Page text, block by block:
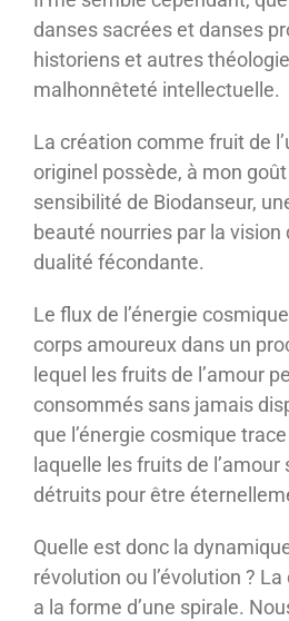
danses sacrées et danses
historiens et autres
malhonnêteté intellectuelle.
La création comme fruit de
originel possède, à mon
sensibilité de Biodanseur,
beauté nourries par la vision
dualité fécondante.
Le flux de l’énergie
corps amoureux dans un
lequel les fruits de l’amour
consommés sans jamais
que l’énergie cosmique
laquelle les fruits de
détruits pour être
Quelle est donc la
révolution ou l’évolution ?
a la forme d’une spirale.